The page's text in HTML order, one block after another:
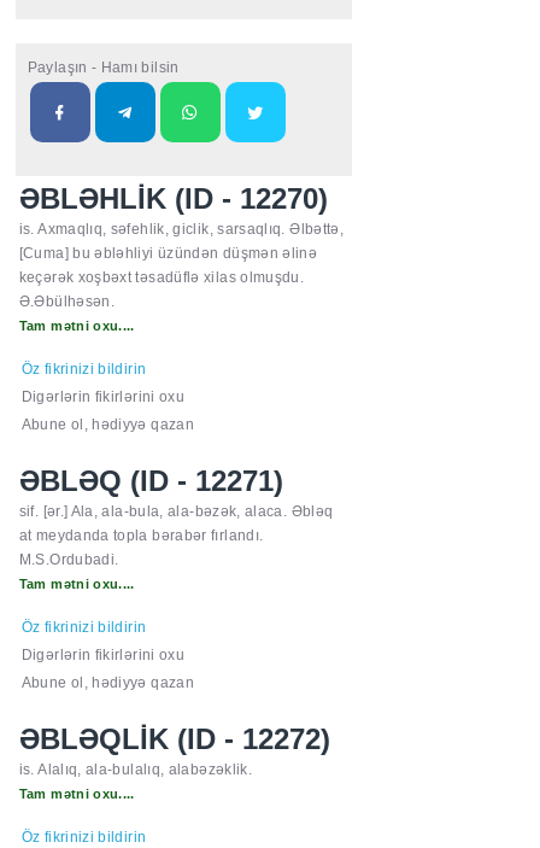
Paylaşın - Hamı bilsin
ƏBLƏHLİK (ID - 12270)
is. Axmaqlıq, səfehlik, giclik, sarsaqlıq. Əlbəttə,
[Cuma] bu əbləhliyi üzündən düşmən əlinə
keçərək xoşbəxt təsadüflə xilas olmuşdu.
Ə.Əbülhəsən.
Tam mətni oxu....
Öz fikrinizi bildirin
Digərlərin fikirlərini oxu
Abune ol, hədiyyə qazan
ƏBLƏQ (ID - 12271)
sif. [ər.] Ala, ala-bula, ala-bəzək, alaca. Əbləq
at meydanda topla bərabər fırlandı.
M.S.Ordubadi.
Tam mətni oxu....
Öz fikrinizi bildirin
Digərlərin fikirlərini oxu
Abune ol, hədiyyə qazan
ƏBLƏQLİK (ID - 12272)
is. Alalıq, ala-bulalıq, alabəzəklik.
Tam mətni oxu....
Öz fikrinizi bildirin